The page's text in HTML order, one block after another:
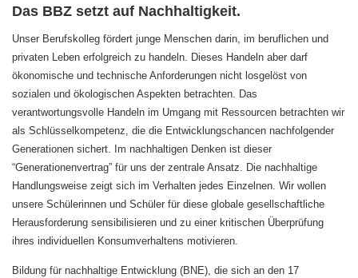
Das BBZ setzt auf Nachhaltigkeit.
Unser Berufskolleg fördert junge Menschen darin, im beruflichen und
privaten Leben erfolgreich zu handeln. Dieses Handeln aber darf
ökonomische und technische Anforderungen nicht losgelöst von
sozialen und ökologischen Aspekten betrachten. Das
verantwortungsvolle Handeln im Umgang mit Ressourcen betrachten wir
als Schlüsselkompetenz, die die Entwicklungschancen nachfolgender
Generationen sichert. Im nachhaltigen Denken ist dieser
“Generationenvertrag” für uns der zentrale Ansatz. Die nachhaltige
Handlungsweise zeigt sich im Verhalten jedes Einzelnen. Wir wollen
unsere Schülerinnen und Schüler für diese globale gesellschaftliche
Herausforderung sensibilisieren und zu einer kritischen Überprüfung
ihres individuellen Konsumverhaltens motivieren.
Bildung für nachhaltige Entwicklung (BNE), die sich an den 17